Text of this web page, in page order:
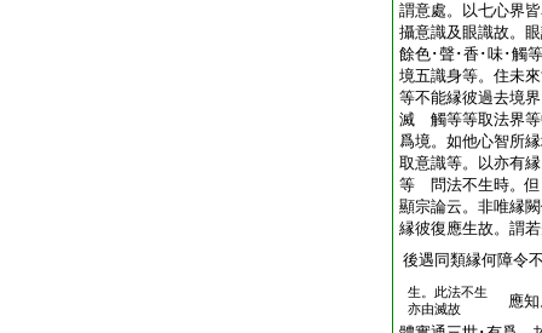
謂意處。以七心界
攝意識及眼識故。
餘色･聲･香･味･觸
境五識身等。住未
等不能縁彼過去境
滅 觸等等取法界等
爲境。如他心智所
取意識等。以亦有
等 問法不生時。但
顯宗論云。非唯縁
縁彼復應生故。謂
後遇同類縁何障令
生。此法不生
亦由滅故
應知